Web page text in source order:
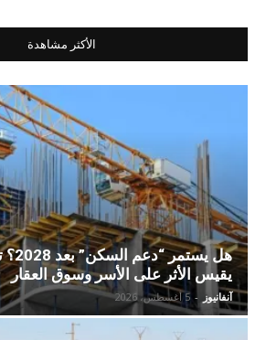
الأكثر مشاهدة
هل
يقيس الأثر على الأسر وسوق العقار
آنفانيوز - 5 أغسطس، 2026